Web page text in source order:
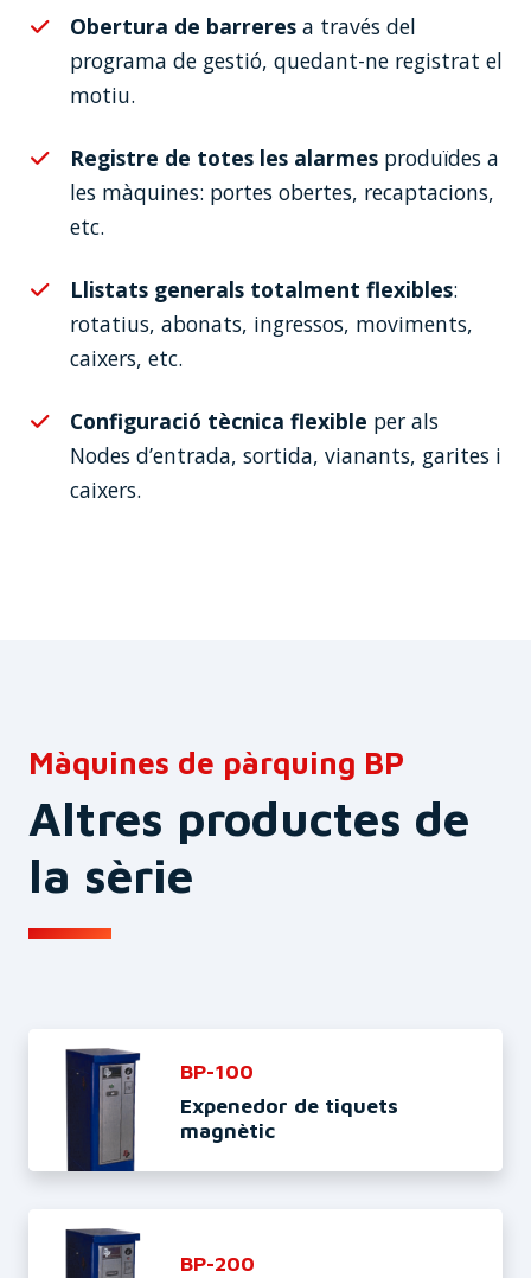
Obertura de barreres a través del
programa de gestió, quedant-ne registrat el
motiu.
Registre de totes les alarmes produïdes a
les màquines: portes obertes, recaptacions,
etc.
Llistats generals totalment flexibles:
rotatius, abonats, ingressos, moviments,
caixers, etc.
Configuració tècnica flexible per als
Nodes d’entrada, sortida, vianants, garites i
caixers.
Màquines de pàrquing BP
Altres productes de
la sèrie
BP-100
Expenedor de tiquets
magnètic
BP-200